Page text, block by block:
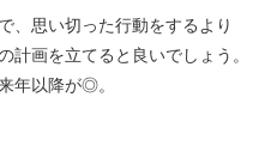
、思い切った行動をするより
計画を立てると良いでしょう。
年以降が◎。